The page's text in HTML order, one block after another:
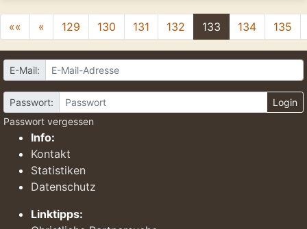
«« « 129 130 131 132 133 134 135
E-Mail:
Passwort:
Login
Passwort vergessen
Info:
Kontakt
Statistiken
Datenschutz
Linktipps: